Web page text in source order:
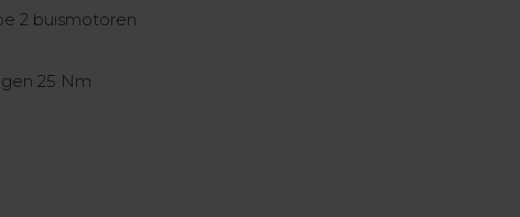
2 buismotoren
25 Nm